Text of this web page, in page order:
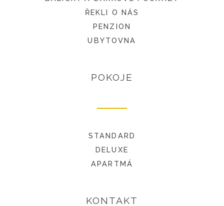
ŘEKLI O NÁS
PENZION
UBYTOVNA
POKOJE
STANDARD
DELUXE
APARTMÁ
KONTAKT